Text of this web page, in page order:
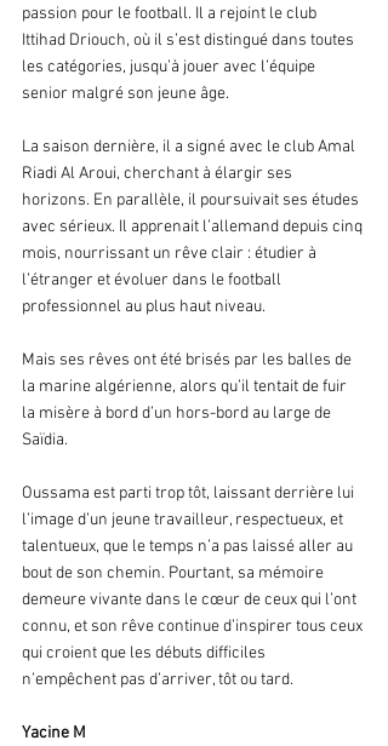
passion pour le football. Il a rejoint le club
Ittihad Driouch, où il s’est distingué dans toutes
les catégories, jusqu’à jouer avec l’équipe
senior malgré son jeune âge.
La saison dernière, il a signé avec le club Amal
Riadi Al Aroui, cherchant à élargir ses
horizons. En parallèle, il poursuivait ses études
avec sérieux. Il apprenait l’allemand depuis cinq
mois, nourrissant un rêve clair : étudier à
l’étranger et évoluer dans le football
professionnel au plus haut niveau.
Mais ses rêves ont été brisés par les balles de
la marine algérienne, alors qu’il tentait de fuir
la misère à bord d’un hors-bord au large de
Saïdia.
Oussama est parti trop tôt, laissant derrière lui
l’image d’un jeune travailleur, respectueux, et
talentueux, que le temps n’a pas laissé aller au
bout de son chemin. Pourtant, sa mémoire
demeure vivante dans le cœur de ceux qui l’ont
connu, et son rêve continue d’inspirer tous ceux
qui croient que les débuts difficiles
n’empêchent pas d’arriver, tôt ou tard.
Yacine M